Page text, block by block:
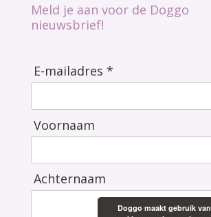
Meld je aan voor de Doggo
nieuwsbrief!
E-mailadres *
Voornaam
Achternaam
Doggo maakt gebruik van